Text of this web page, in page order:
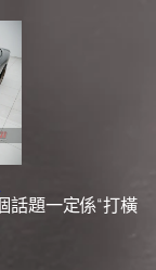
話題一定係“打橫